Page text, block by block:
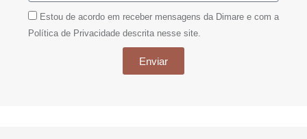
Estou de acordo em receber mensagens da Dimare e com a
Política de Privacidade descrita nesse site.
Enviar